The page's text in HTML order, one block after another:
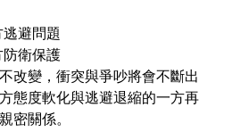
避問題
衛保護
改變，衝突與爭吵將會不斷出
態度軟化與逃避退縮的一方再
密關係。